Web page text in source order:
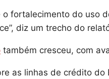
o fortalecimento do uso
diz um trecho do
também cresceu, com
as linhas de crédito do